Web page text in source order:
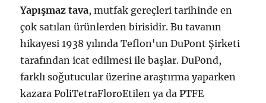
Yapışmaz tava, mutfak gereçleri tarihinde en
çok satılan ürünlerden birisidir. Bu tavanın
hikayesi 1938 yılında Teflon'un DuPont Şirketi
tarafından icat edilmesi ile başlar. DuPond,
farklı soğutucular üzerine araştırma yaparken
kazara PoliTetraFloroEtilen ya da PTFE